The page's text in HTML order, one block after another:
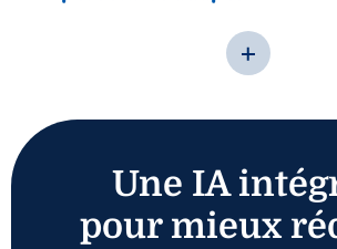
Une IA
pour mieux